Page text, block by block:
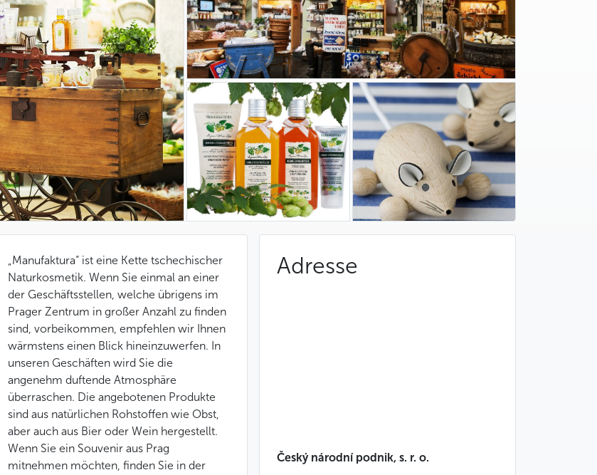
„Manufaktura“ ist eine Kette tschechischer
Naturkosmetik. Wenn Sie einmal an einer
der Geschäftsstellen, welche übrigens im
Prager Zentrum in großer Anzahl zu finden
sind, vorbeikommen, empfehlen wir Ihnen
wärmstens einen Blick hineinzuwerfen. In
unseren Geschäften wird Sie die
angenehm duftende Atmosphäre
überraschen. Die angebotenen Produkte
sind aus natürlichen Rohstoffen wie Obst,
aber auch aus Bier oder Wein hergestellt.
Wenn Sie ein Souvenir aus Prag
mitnehmen möchten, finden Sie in der
Adresse
Český národní podnik, s. r. o.